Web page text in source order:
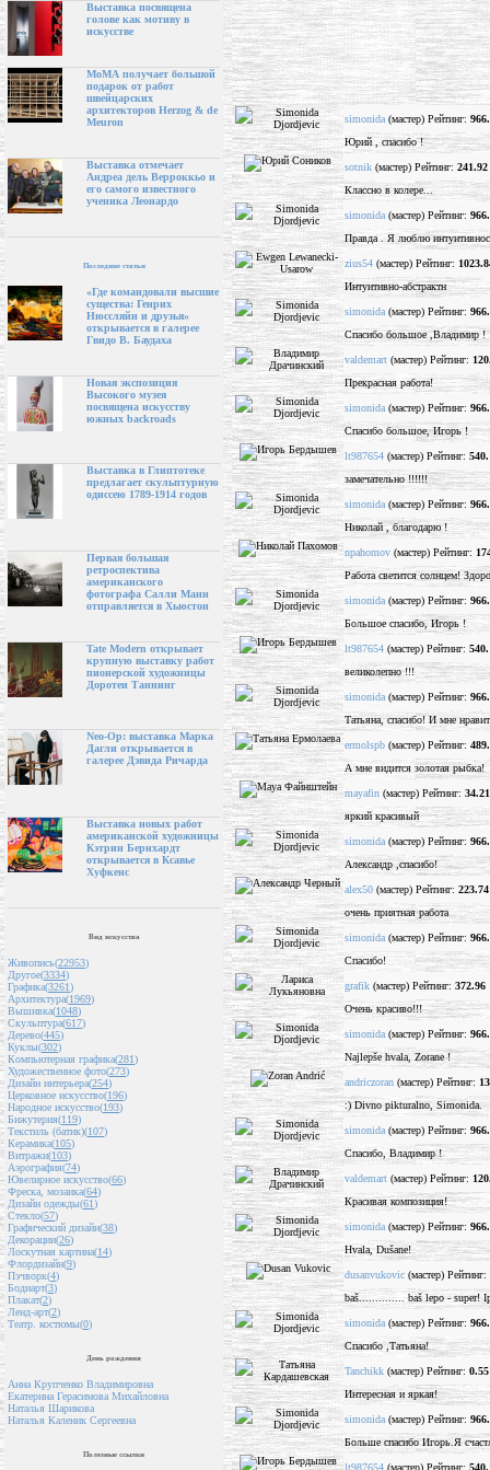
Выставка посвящена
голове как мотиву в
искусстве
МоМА получает большой
подарок от работ
швейцарских
архитекторов Herzog & de
Meuron
Выставка отмечает
Андреа дель Верроккьо и
его самого известного
ученика Леонардо
Последние статьи
«Где командовали высшие
существа: Генрих
Нюссляйн и друзья»
открывается в галерее
Гвидо В. Баудаха
Новая экспозиция
Высокого музея
посвящена искусству
южных backroads
Выставка в Глиптотеке
предлагает скульптурную
одиссею 1789-1914 годов
Первая большая
ретроспектива
американского
фотографа Салли Манн
отправляется в Хьюстон
Tate Modern открывает
крупную выставку работ
пионерской художницы
Доротеи Таннинг
Neo-Op: выставка Марка
Дагли открывается в
галерее Дэвида Ричарда
Выставка новых работ
американской художницы
Кэтрин Бернхардт
открывается в Ксавье
Хуфкенс
Вид искусства
Живопись(22953)
Другое(3334)
Графика(3261)
Архитектура(1969)
Вышивка(1048)
Скульптура(617)
Дерево(445)
Куклы(302)
Компьютерная графика(281)
Художественное фото(273)
Дизайн интерьера(254)
Церковное искусство(196)
Народное искусство(193)
Бижутерия(119)
Текстиль (батик)(107)
Керамика(105)
Витражи(103)
Аэрография(74)
Ювелирное искусство(66)
Фреска, мозаика(64)
Дизайн одежды(61)
Стекло(57)
Графический дизайн(38)
Декорации(26)
Лоскутная картина(14)
Флордизайн(9)
Пэчворк(4)
Бодиарт(3)
Плакат(2)
Ленд-арт(2)
Театр. костюмы(0)
День рождения
Анна Крупченко Владимировна
Екатерина Герасимова Михайловна
Наталья Шарикова
Наталья Каленик Сергеевна
Полезные ссылки
simonida (мастер) Рейтинг:
Юрий , спасибо !
sotnik (мастер) Рейтинг: 241.92
Классно в колере...
simonida (мастер) Рейтинг:
Правда . Я люблю
zius54 (мастер) Рейтинг:
Интуитивно-абстрактн
simonida (мастер) Рейтинг:
Спасибо большое ,Владимир !
valdemart (мастер) Рейтинг:
Прекрасная работа!
simonida (мастер) Рейтинг:
Спасибо большое, Игорь !
lt987654 (мастер) Рейтинг:
замечательно !!!!!!
simonida (мастер) Рейтинг:
Николай , благодарю !
npahomov (мастер) Рейтинг:
Работа светится солнцем!
simonida (мастер) Рейтинг:
Большое спасибо, Игорь !
lt987654 (мастер) Рейтинг:
великолепно !!!
simonida (мастер) Рейтинг:
Татьяна, спасибо! И мне
ermolspb (мастер) Рейтинг:
А мне видится золотая рыбка!
mayafin (мастер) Рейтинг: 34.21
яркий красивый
simonida (мастер) Рейтинг:
Александр ,спасибо!
alex50 (мастер) Рейтинг: 223.74
очень приятная работа
simonida (мастер) Рейтинг:
Спасибо!
grafik (мастер) Рейтинг: 372.96
Очень красиво!!!
simonida (мастер) Рейтинг:
Najlepše hvala, Zorane !
andriczoran (мастер) Рейтинг:
:) Divno pikturalno, Simonida.
simonida (мастер) Рейтинг:
Спасибо, Владимир !
valdemart (мастер) Рейтинг:
Красивая композиция!
simonida (мастер) Рейтинг:
Hvala, Dušane!
dusanvukovic (мастер) Рейтинг:
baš.............. baš lepo - super!
simonida (мастер) Рейтинг:
Спасибо ,Татьяна!
Tanchikk (мастер) Рейтинг: 0.55
Интересная и яркая!
simonida (мастер) Рейтинг:
Больше спасибо Игорь.Я
lt987654 (мастер) Рейтинг: